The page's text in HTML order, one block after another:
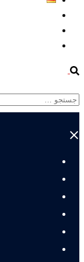
Search
جستجو
برای:
Close